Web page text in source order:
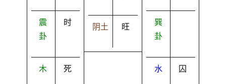
震
卦
时
木 死
阴土 旺
巽
卦
水 囚